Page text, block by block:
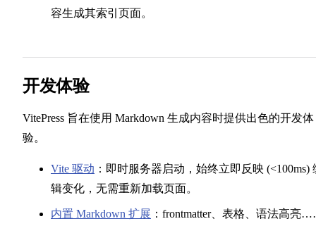
构建时数据加载
SSR 兼容性
容生成其索引页面。
开发体验
VitePress 旨在使用 Markdown 生成内容时提供出色的开发体
验。
Vite 驱动 ：即时服务器启动，始终立即反映 (<100ms)
辑变化，无需重新加载页面。
内置 Markdown 扩展 ：frontmatter、表格、语法高亮